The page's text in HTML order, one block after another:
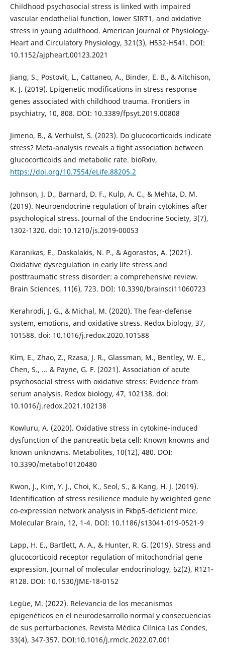
Childhood psychosocial stress is linked with impaired
vascular endothelial function, lower SIRT1, and oxidative
stress in young adulthood. American Journal of Physiology-
Heart and Circulatory Physiology, 321(3), H532-H541. DOI:
10.1152/ajpheart.00123.2021
Jiang, S., Postovit, L., Cattaneo, A., Binder, E. B., & Aitchison,
K. J. (2019). Epigenetic modifications in stress response
genes associated with childhood trauma. Frontiers in
psychiatry, 10, 808. DOI: 10.3389/fpsyt.2019.00808
Jimeno, B., & Verhulst, S. (2023). Do glucocorticoids indicate
stress? Meta-analysis reveals a tight association between
glucocorticoids and metabolic rate. bioRxiv,
https://doi.org/10.7554/eLife.88205.2
Johnson, J. D., Barnard, D. F., Kulp, A. C., & Mehta, D. M.
(2019). Neuroendocrine regulation of brain cytokines after
psychological stress. Journal of the Endocrine Society, 3(7),
1302-1320. doi: 10.1210/js.2019-00053
Karanikas, E., Daskalakis, N. P., & Agorastos, A. (2021).
Oxidative dysregulation in early life stress and
posttraumatic stress disorder: a comprehensive review.
Brain Sciences, 11(6), 723. DOI: 10.3390/brainsci11060723
Kerahrodi, J. G., & Michal, M. (2020). The fear-defense
system, emotions, and oxidative stress. Redox biology, 37,
101588. doi: 10.1016/j.redox.2020.101588
Kim, E., Zhao, Z., Rzasa, J. R., Glassman, M., Bentley, W. E.,
Chen, S., ... & Payne, G. F. (2021). Association of acute
psychosocial stress with oxidative stress: Evidence from
serum analysis. Redox biology, 47, 102138. doi:
10.1016/j.redox.2021.102138
Kowluru, A. (2020). Oxidative stress in cytokine-induced
dysfunction of the pancreatic beta cell: Known knowns and
known unknowns. Metabolites, 10(12), 480. DOI:
10.3390/metabo10120480
Kwon, J., Kim, Y. J., Choi, K., Seol, S., & Kang, H. J. (2019).
Identification of stress resilience module by weighted gene
co-expression network analysis in Fkbp5-deficient mice.
Molecular Brain, 12, 1-4. DOI: 10.1186/s13041-019-0521-9
Lapp, H. E., Bartlett, A. A., & Hunter, R. G. (2019). Stress and
glucocorticoid receptor regulation of mitochondrial gene
expression. Journal of molecular endocrinology, 62(2), R121-
R128. DOI: 10.1530/JME-18-0152
Legüe, M. (2022). Relevancia de los mecanismos
epigenéticos en el neurodesarrollo normal y consecuencias
de sus perturbaciones. Revista Médica Clínica Las Condes,
33(4), 347-357. DOI:10.1016/j.rmclc.2022.07.001